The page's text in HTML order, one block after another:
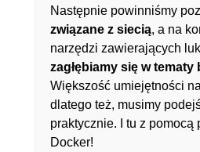
Następnie powinniśmy
związane z siecią, a na
narzędzi zawierających
zagłębiamy się w
Większość umiejętności
dlatego też, musimy
praktycznie. I tu z pomocą
Docker!